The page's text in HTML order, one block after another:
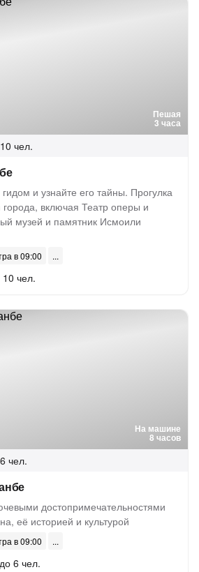
Пешая
3 часа
чел.
и узнайте его тайны. Прогулка
включая Театр оперы и
музей и памятник Исмоили
в 09:00
чел.
На машине
8 часов
чел.
достопримечательностями
её историей и культурой
в 09:00
6 чел.